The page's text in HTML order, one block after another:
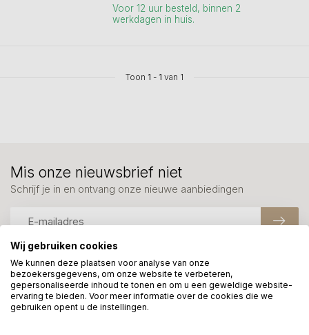
Voor 12 uur besteld, binnen 2
werkdagen in huis.
Toon 1 - 1 van 1
Meer informatie?
We helpen graag met uw keuze of geven advies, bel of app
ons 7 dagen per week: 06-23643267
Mis onze nieuwsbrief niet
Schrijf je in en ontvang onze nieuwe aanbiedingen
Wij gebruiken cookies
We kunnen deze plaatsen voor analyse van onze
bezoekersgegevens, om onze website te verbeteren,
gepersonaliseerde inhoud te tonen en om u een geweldige website-
ervaring te bieden. Voor meer informatie over de cookies die we
gebruiken opent u de instellingen.